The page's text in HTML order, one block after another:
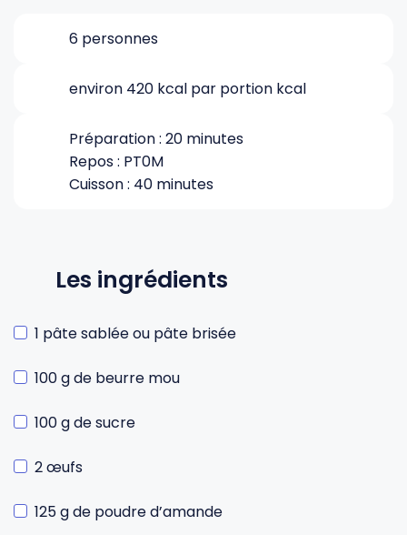
6 personnes
environ 420 kcal par portion kcal
Préparation : 20 minutes
Repos : PT0M
Cuisson : 40 minutes
Les ingrédients
1 pâte sablée ou pâte brisée
100 g de beurre mou
100 g de sucre
2 œufs
125 g de poudre d’amande